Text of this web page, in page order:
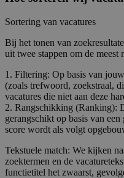
Sortering van vacatures
Bij het tonen van
uit twee stappen om de meest
1. Filtering: Op basis van
(zoals trefwoord, zoekstraal,
vacatures die niet aan deze
2. Rangschikking (Ranking):
gerangschikt op basis van
score wordt als volgt
Tekstuele match: We kijken
zoektermen en de
functietitel het zwaarst,